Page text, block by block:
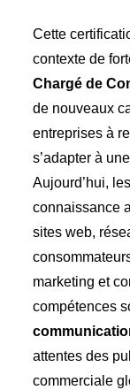
Cette
contexte de
Chargé de
de nouveaux
entreprises à
s’adapter à
Aujourd’hui,
connaissance
sites web,
marketing et
compétences
attentes des
commerciale